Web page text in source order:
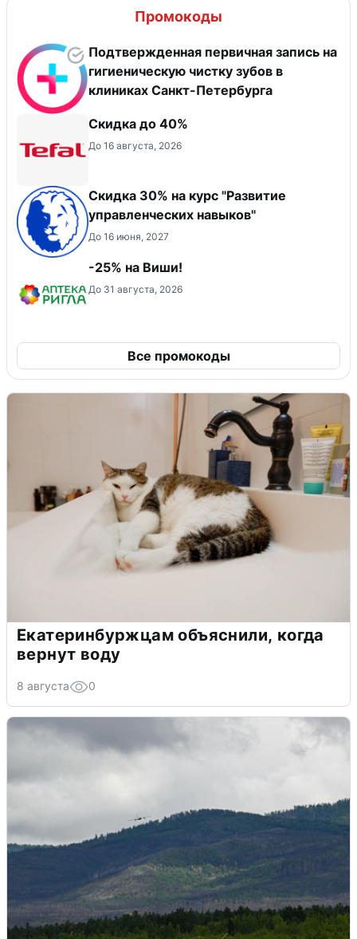
Промокоды
Подтвержденная первичная запись на
гигиеническую чистку зубов в
клиниках Санкт-Петербурга
Скидка до 40%
До 16 августа, 2026
Скидка 30% на курс "Развитие
управленческих навыков"
До 16 июня, 2027
-25% на Виши!
До 31 августа, 2026
Все промокоды
Екатеринбуржцам объяснили, когда
вернут воду
8 августа 0